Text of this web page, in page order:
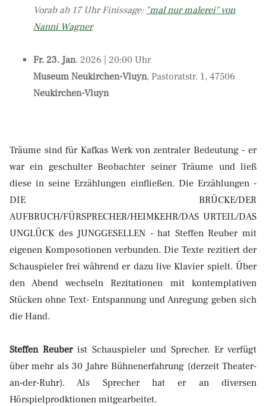
Vorab ab 17 Uhr Finissage: "mal nur malerei" von
Nanni Wagner
Fr. 23. Jan. 2026 | 20:00 Uhr
Museum Neukirchen-Vluyn, Pastoratstr. 1, 47506
Neukirchen-Vluyn
Träume sind für Kafkas Werk von zentraler Bedeutung - er
war ein geschulter Beobachter seiner Träume und ließ
diese in seine Erzählungen einfließen. Die Erzählungen -
DIE BRÜCKE/DER
AUFBRUCH/FÜRSPRECHER/HEIMKEHR/DAS URTEIL/DAS
UNGLÜCK des JUNGGESELLEN - hat Steffen Reuber mit
eigenen Komposotionen verbunden. Die Texte rezitiert der
Schauspieler frei während er dazu live Klavier spielt. Über
den Abend wechseln Rezitationen mit kontemplativen
Stücken ohne Text- Entspannung und Anregung geben sich
die Hand.
Steffen Reuberist Schauspieler und Sprecher. Er verfügt
über mehr als 30 Jahre Bühnenerfahrung (derzeit Theater-
an-der-Ruhr). Als Sprecher hat er an diversen
Hörspielprodktionen mitgearbeitet.